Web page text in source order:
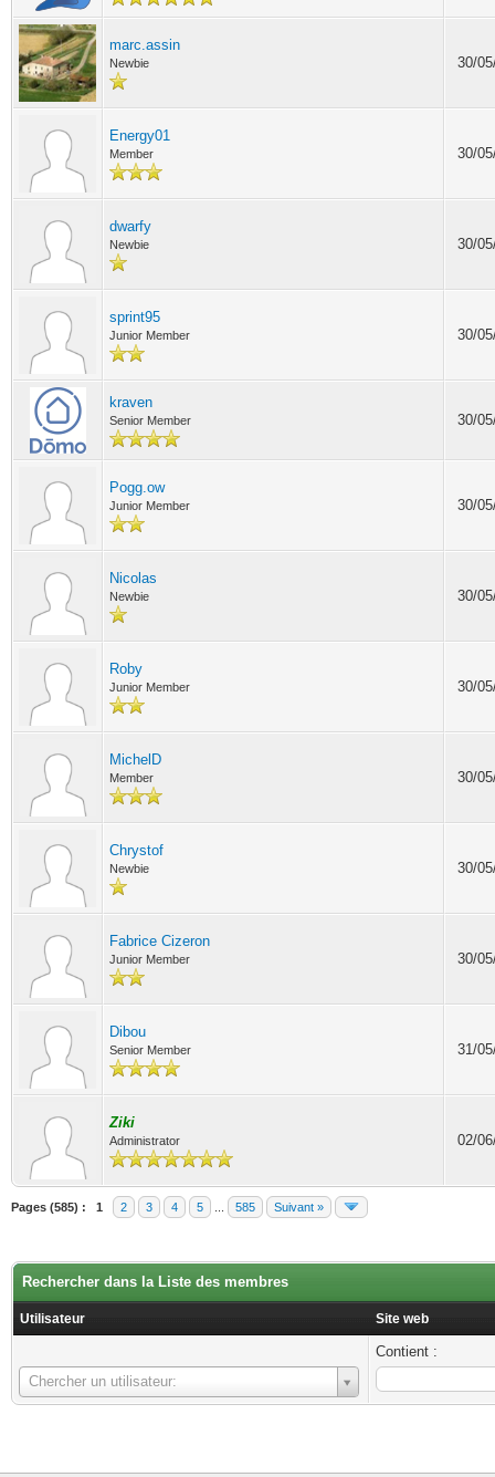
marc.assin
Newbie 30/
Energy01
Member 30/
dwarfy
Newbie 30/
sprint95
Junior Member 30/
kraven
Senior Member 30/
Pogg.ow
Junior Member 30/
Nicolas
Newbie 30/
Roby
Junior Member 30/
MichelD
Member 30/
Chrystof
Newbie 30/
Fabrice Cizeron
Junior Member 30/
Dibou
Senior Member 31/
Ziki
Administrator 02/
Pages (585) : 1 2 3 4 5 585 Suivant »
Rechercher dans la Liste des membres
Utilisateur Site web
Chercher un utilisateur:
Utilisateur
Contient :